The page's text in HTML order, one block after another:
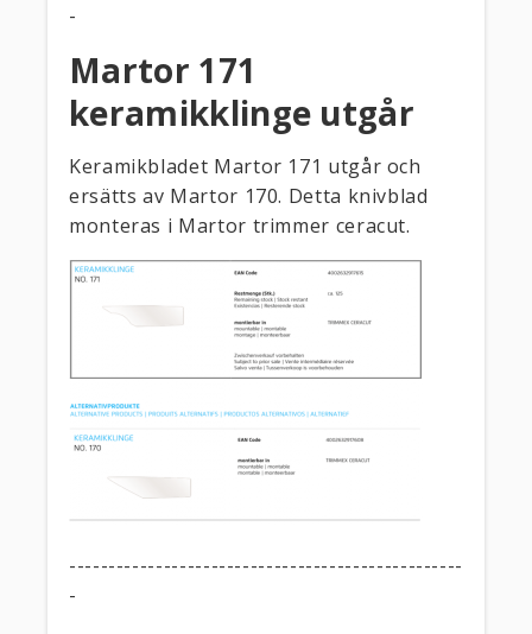
-
Martor 171
keramikklinge utgår
Keramikbladet Martor 171 utgår och
ersätts av Martor 170. Detta knivblad
monteras i Martor trimmer ceracut.
--------------------------------------------------
-